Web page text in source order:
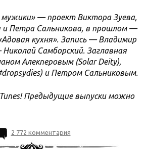
— проект Виктора Зуева,
и Петра Сальникова, в прошлом —
кухня». Запись — Владимир
Самборский. Заглавная
Алекперовым (Solar Deity),
и Петром Сальниковым.
Предыдущие выпуски можно
2 772 комментария